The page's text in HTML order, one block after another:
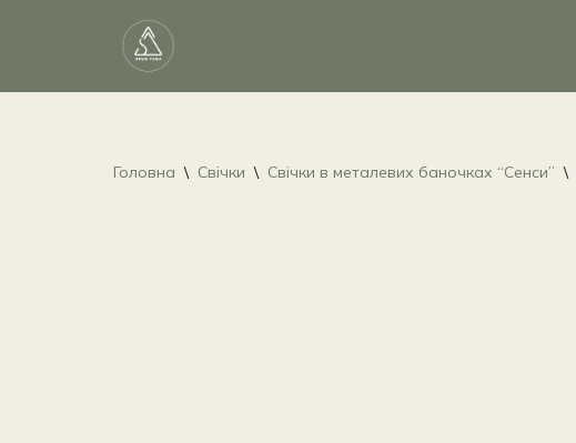
до
Головна \ Свічки \ Свічки в металевих баночках “Сенси” \